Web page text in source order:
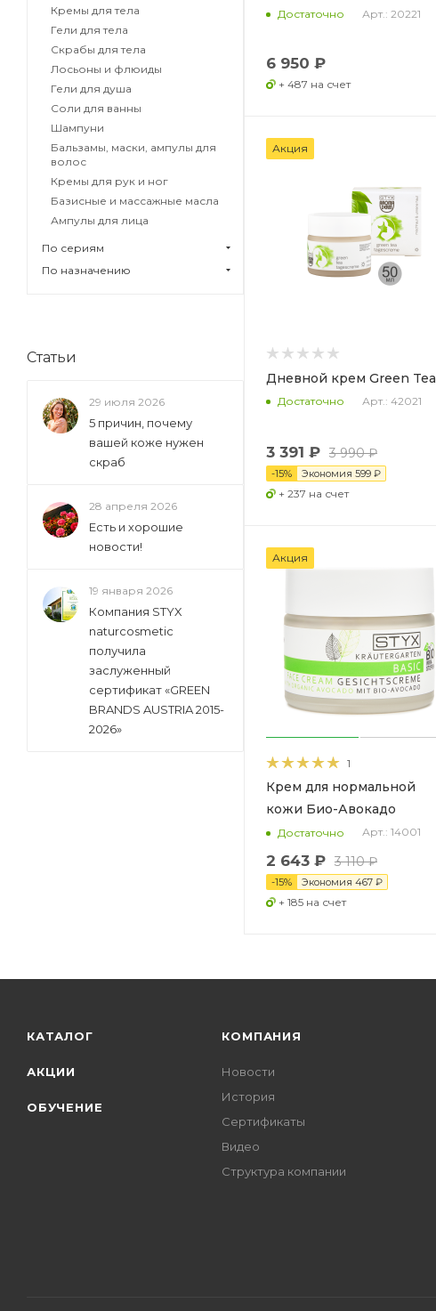
Достаточно Арт.: 20221
6 950 ₽
+ 487 на счет
Акция
Дневной крем Green Tea
Достаточно Арт.: 42021
3 391 ₽ 3 990 ₽
-15% Экономия 599 ₽
+ 237 на счет
Акция
1
Крем для нормальной
кожи Био-Авокадо
Достаточно Арт.: 14001
2 643 ₽ 3 110 ₽
-15% Экономия 467 ₽
+ 185 на счет
Кремы для тела
Гели для тела
Скрабы для тела
Лосьоны и флюиды
Гели для душа
Соли для ванны
Шампуни
Бальзамы, маски, ампулы для
волос
Кремы для рук и ног
Базисные и массажные масла
Ампулы для лица
По сериям
По назначению
Статьи
29 июля 2026
5 причин, почему
вашей коже нужен
скраб
28 апреля 2026
Есть и хорошие
новости!
19 января 2026
Компания STYX
naturcosmetic
получила
заслуженный
сертификат «GREEN
BRANDS AUSTRIA 2015-
2026»
КАТАЛОГ
АКЦИИ
ОБУЧЕНИЕ
КОМПАНИЯ
Новости
История
Сертификаты
Видео
Структура компании